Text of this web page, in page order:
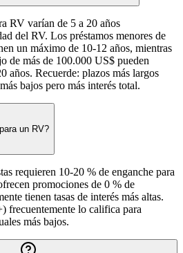
RV varían de 5 a 20 años
del RV. Los préstamos menores de
un máximo de 10-12 años, mientras
de más de 100.000 US$ pueden
años. Recuerde: plazos más largos
bajos pero más interés total.
un RV?
requieren 10-20 % de enganche para
promociones de 0 % de
tienen tasas de interés más altas.
frecuentemente lo califica para
más bajos.